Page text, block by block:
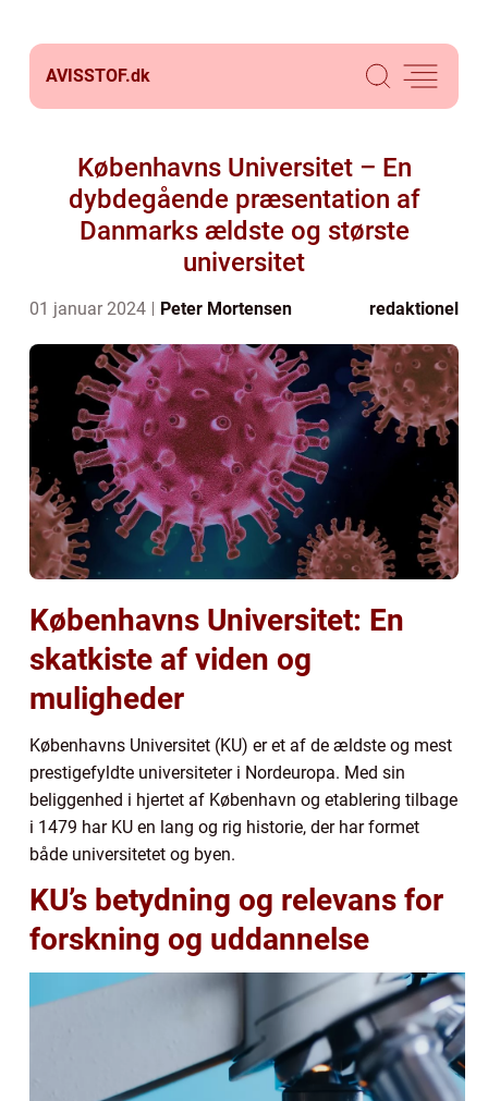
AVISSTOF.dk
Københavns Universitet – En
dybdegående præsentation af
Danmarks ældste og største
universitet
01 januar 2024 Peter Mortensen redaktionel
Københavns Universitet: En
skatkiste af viden og
muligheder
Københavns Universitet (KU) er et af de ældste og mest
prestigefyldte universiteter i Nordeuropa. Med sin
beliggenhed i hjertet af København og etablering tilbage
i 1479 har KU en lang og rig historie, der har formet
både universitetet og byen.
KU’s betydning og relevans for
forskning og uddannelse